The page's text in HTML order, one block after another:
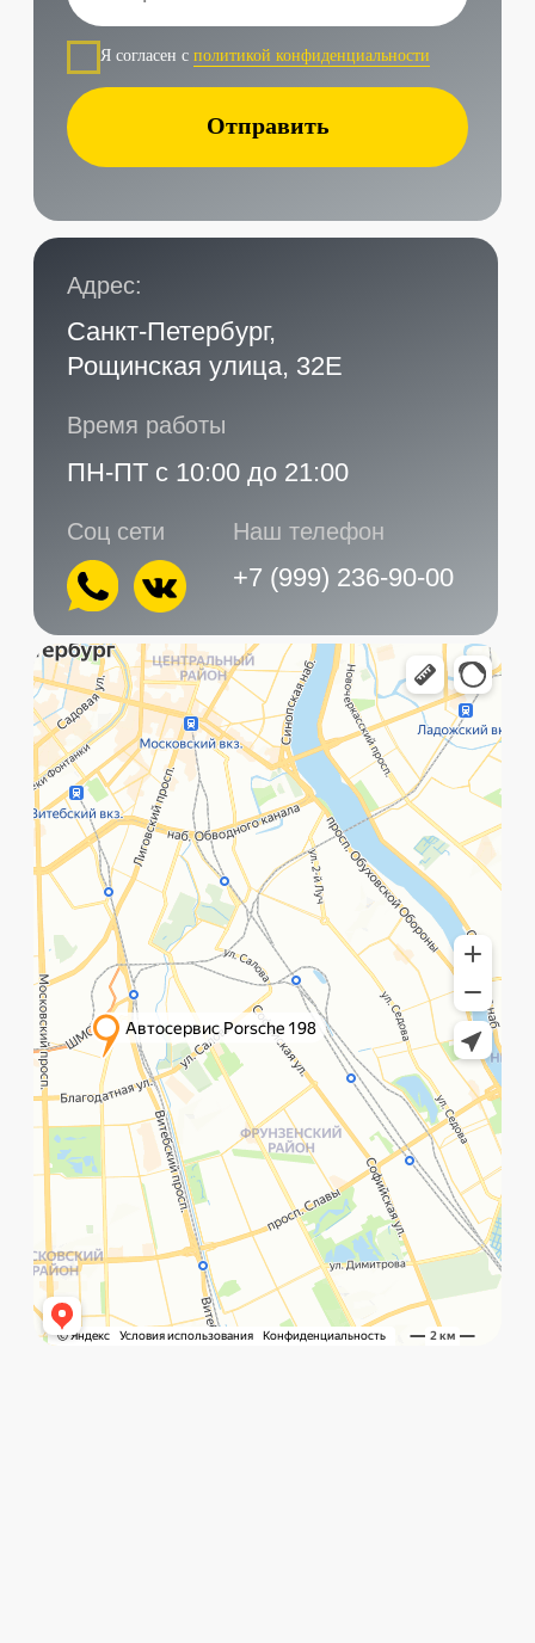
Главная ПозвонитьWhat`s app Контакты Услуги
Политика обработки данных
©️ Porsche 198. Все права защищены 2025
Разработка и маркетинг: Global Code
Санкт-Петербург,
Рощинская улица, 32Е
+7 (999) 236-90-00
ПН-ПТ
с 10:00 до 21:00